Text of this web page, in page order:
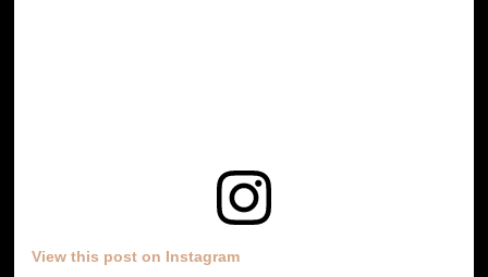
View this post on Instagram